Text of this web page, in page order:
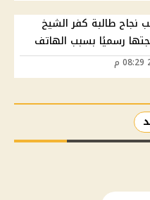
طالبة كفر الشيخ
رسميًا بسبب الهاتف